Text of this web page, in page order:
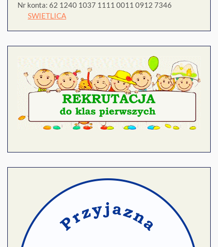
Nr konta: 62 1240 1037 1111 0011 0912 7346
SWIETLICA